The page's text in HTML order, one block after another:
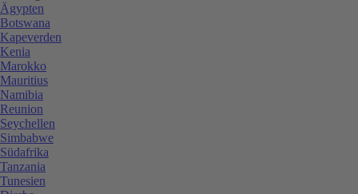
Ägypten
Botswana
Kapeverden
Kenia
Marokko
Mauritius
Namibia
Reunion
Seychellen
Simbabwe
Südafrika
Tanzania
Tunesien